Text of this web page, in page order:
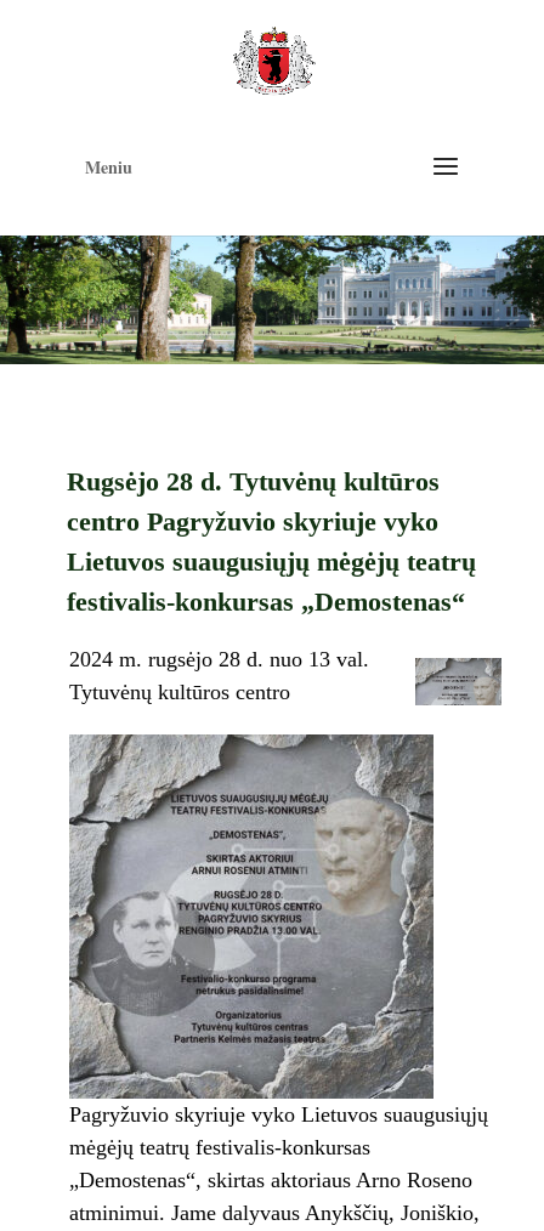
Meniu
Rugsėjo 28 d. Tytuvėnų kultūros
centro Pagryžuvio skyriuje vyko
Lietuvos suaugusiųjų mėgėjų teatrų
festivalis-konkursas „Demostenas“
2024 m. rugsėjo 28 d. nuo 13 val.
Tytuvėnų kultūros centro
Pagryžuvio skyriuje vyko Lietuvos suaugusiųjų
mėgėjų teatrų festivalis-konkursas
„Demostenas“, skirtas aktoriaus Arno Roseno
atminimui. Jame dalyvaus Anykščių, Joniškio,